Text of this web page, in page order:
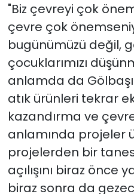
"Biz çevreyi çok
çevre çok
bugünümüzü değil,
çocuklarımızı
anlamda da
atık ürünleri tekrar
kazandırma ve
anlamında projeler
projelerden bir
açılışını biraz önce
biraz sonra da